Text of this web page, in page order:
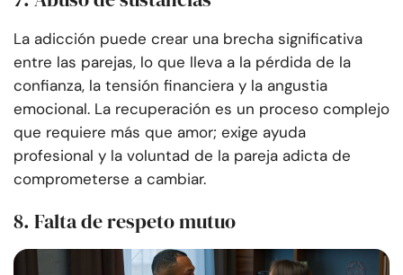
La adicción puede crear una brecha significativa
entre las parejas, lo que lleva a la pérdida de la
confianza, la tensión financiera y la angustia
emocional. La recuperación es un proceso complejo
que requiere más que amor; exige ayuda
profesional y la voluntad de la pareja adicta de
comprometerse a cambiar.
8. Falta de respeto mutuo